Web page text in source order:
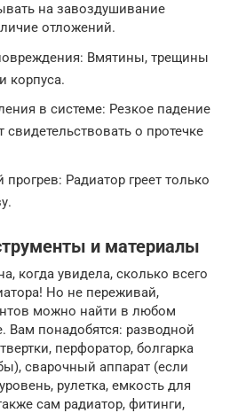
на завоздушивание
отложений.
Вмятины, трещины
корпуса.
в системе: Резкое падение
о протечке
Радиатор греет только
и материалы
когда увидела, сколько всего
Но не переживай,
можно найти в любом
Вам понадобятся: разводной
перфоратор, болгарка
сварочный аппарат (если
рулетка, емкость для
сам радиатор, фитинги,